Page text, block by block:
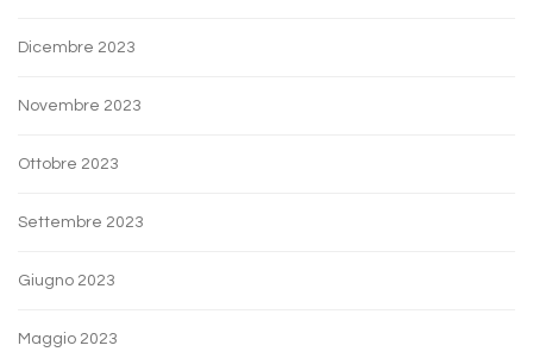
Dicembre 2023
Novembre 2023
Ottobre 2023
Settembre 2023
Giugno 2023
Maggio 2023